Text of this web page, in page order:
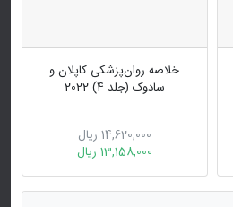
خلاصه روان‌پزشکی کاپلان و
سادوک (جلد 4) 2022
14,620,000 ریال
13,158,000 ریال